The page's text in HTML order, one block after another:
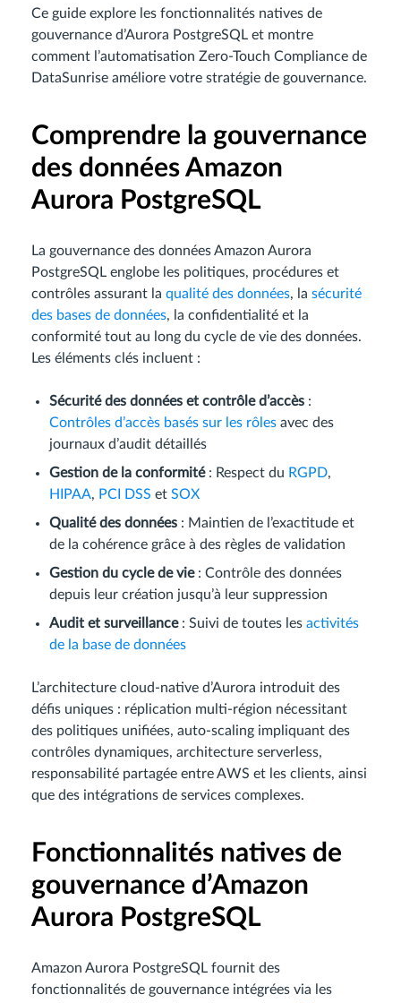
Ce guide explore les fonctionnalités natives de
gouvernance d’Aurora PostgreSQL et montre
comment l’automatisation Zero-Touch Compliance de
DataSunrise améliore votre stratégie de gouvernance.
Comprendre la gouvernance
des données Amazon
Aurora PostgreSQL
La gouvernance des données Amazon Aurora
PostgreSQL englobe les politiques, procédures et
contrôles assurant la qualité des données, la sécurité
des bases de données, la confidentialité et la
conformité tout au long du cycle de vie des données.
Les éléments clés incluent :
Sécurité des données et contrôle d’accès :
Contrôles d’accès basés sur les rôles avec des
journaux d’audit détaillés
Gestion de la conformité: Respect du RGPD,
HIPAA, PCI DSS et SOX
Qualité des données : Maintien de l’exactitude et
de la cohérence grâce à des règles de validation
Gestion du cycle de vie: Contrôle des données
depuis leur création jusqu’à leur suppression
Audit et surveillance: Suivi de toutes les activités
de la base de données
L’architecture cloud-native d’Aurora introduit des
défis uniques : réplication multi-région nécessitant
des politiques unifiées, auto-scaling impliquant des
contrôles dynamiques, architecture serverless,
responsabilité partagée entre AWS et les clients, ainsi
que des intégrations de services complexes.
Fonctionnalités natives de
gouvernance d’Amazon
Aurora PostgreSQL
Amazon Aurora PostgreSQL fournit des
fonctionnalités de gouvernance intégrées via les